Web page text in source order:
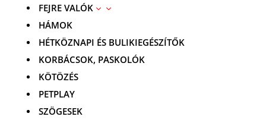
FEJRE VALÓK 3
HÁMOK
HÉTKÖZNAPI ÉS BULIKIEGÉSZÍTŐK
KORBÁCSOK, PASKOLÓK
KÖTÖZÉS
PETPLAY
SZÖGESEK